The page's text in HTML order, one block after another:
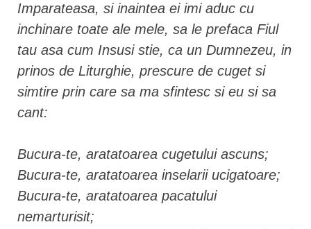
Imparateasa, si inaintea ei imi aduc cu
inchinare toate ale mele, sa le prefaca Fiul
tau asa cum Insusi stie, ca un Dumnezeu, in
prinos de Liturghie, prescure de cuget si
simtire prin care sa ma sfintesc si eu si sa
cant:
Bucura-te, aratatoarea cugetului ascuns;
Bucura-te, aratatoarea inselarii ucigatoare;
Bucura-te, aratatoarea pacatului
nemarturisit;